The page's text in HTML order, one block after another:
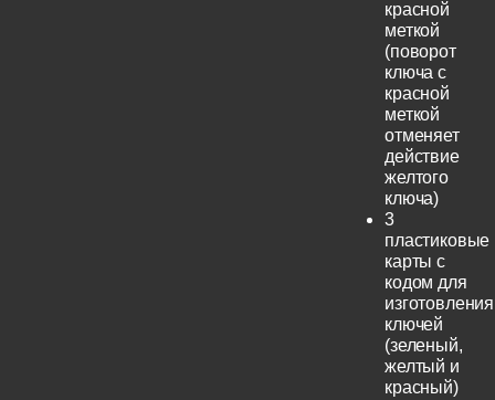
красной
меткой
(поворот
ключа с
красной
меткой
отменяет
действие
желтого
ключа)
3
пластиковые
карты с
кодом для
изготовления
ключей
(зеленый,
желтый и
красный)